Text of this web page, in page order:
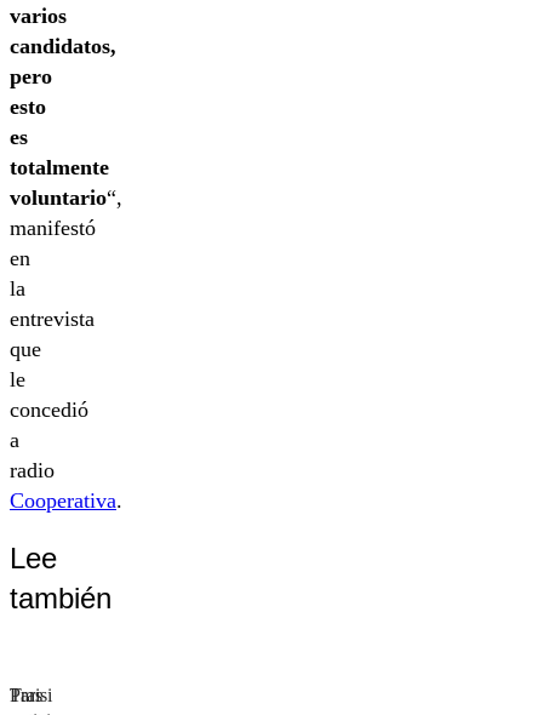
varios
candidatos,
pero
esto
es
totalmente
voluntario“,
manifestó
en
la
entrevista
que
le
concedió
a
radio
Cooperativa.
Lee
también
Tras
Parisi